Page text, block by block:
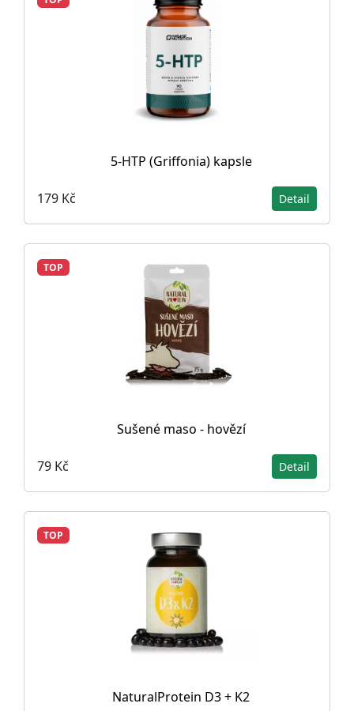
5-HTP (Griffonia) kapsle
179 Kč Detail
TOP
Sušené maso - hovězí
79 Kč Detail
TOP
NaturalProtein D3 + K2